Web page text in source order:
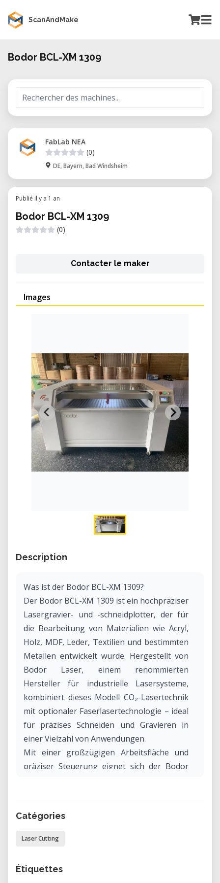
ScanAndMake
Bodor BCL-XM 1309
FabLab NEA
(0)
DE, Bayern, Bad Windsheim
Publié il y a 1 an
Bodor BCL-XM 1309
(0)
Contacter le maker
Images
Description
Was ist der Bodor BCL-XM 1309?
Der Bodor BCL-XM 1309 ist ein hochpräziser
Lasergravier- und -schneidplotter, der für
die Bearbeitung von Materialien wie Acryl,
Holz, MDF, Leder, Textilien und bestimmten
Metallen entwickelt wurde. Hergestellt von
Bodor Laser, einem renommierten
Hersteller für industrielle Lasersysteme,
kombiniert dieses Modell CO₂-Lasertechnik
mit optionaler Faserlasertechnologie – ideal
für präzises Schneiden und Gravieren in
einer Vielzahl von Anwendungen.
Mit einer großzügigen Arbeitsfläche und
präziser Steuerung eignet sich der Bodor
Labor mieten?
unserem Labor bietet eine professionelle
Catégories
Laser Cutting
Étiquettes